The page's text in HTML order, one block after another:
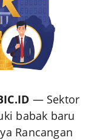
— Sektor
babak baru
Rancangan